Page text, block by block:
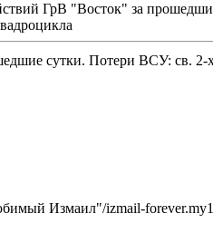
ГрВ "Восток" за
сутки. Потери ВСУ: св. 2-
Измаил"/izmail-